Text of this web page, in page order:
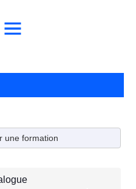
une formation